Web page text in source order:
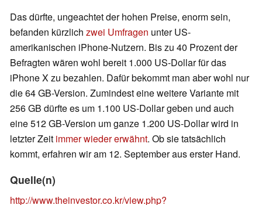
Das dürfte, ungeachtet der hohen Preise, enorm sein,
befanden kürzlich zwei Umfragen unter US-
amerikanischen iPhone-Nutzern. Bis zu 40 Prozent der
Befragten wären wohl bereit 1.000 US-Dollar für das
iPhone X zu bezahlen. Dafür bekommt man aber wohl nur
die 64 GB-Version. Zumindest eine weitere Variante mit
256 GB dürfte es um 1.100 US-Dollar geben und auch
eine 512 GB-Version um ganze 1.200 US-Dollar wird in
letzter Zeit immer wieder erwähnt. Ob sie tatsächlich
kommt, erfahren wir am 12. September aus erster Hand.
Quelle(n)
http://www.theinvestor.co.kr/view.php?